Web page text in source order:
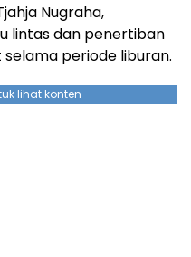
Nugraha,
lintas dan penertiban
periode liburan.
lihat konten